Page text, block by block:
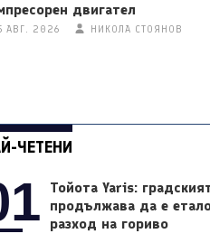
двигател
АВГ. 2026 НИКОЛА СТОЯНОВ
ЧЕТЕНИ
Тойота Yaris:
продължава да е
разход на гориво